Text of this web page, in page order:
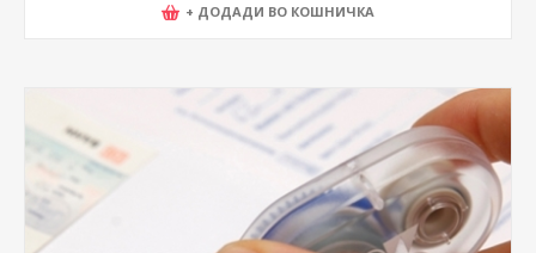
+ ДОДАДИ ВО КОШНИЧКА